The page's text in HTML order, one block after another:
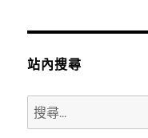
站內搜尋
搜
尋